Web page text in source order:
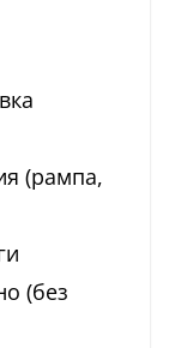
(рампа,
(без